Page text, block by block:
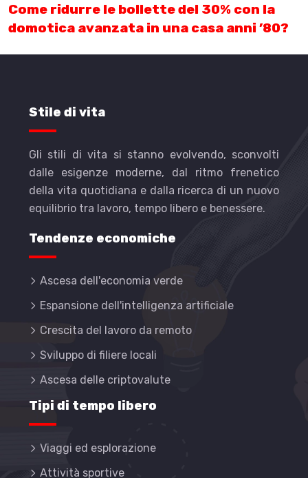
Come ridurre le bollette del 30% con la
domotica avanzata in una casa anni ’80?
Stile di vita
Gli stili di vita si stanno evolvendo, sconvolti
dalle esigenze moderne, dal ritmo frenetico
della vita quotidiana e dalla ricerca di un nuovo
equilibrio tra lavoro, tempo libero e benessere.
Tendenze economiche
Ascesa dell'economia verde
Espansione dell'intelligenza artificiale
Crescita del lavoro da remoto
Sviluppo di filiere locali
Ascesa delle criptovalute
Tipi di tempo libero
Viaggi ed esplorazione
Attività sportive